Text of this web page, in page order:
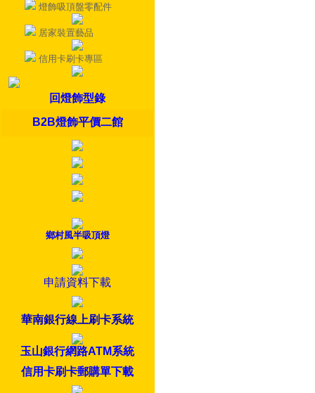
燈飾吸頂盤零配件
居家裝置藝品
信用卡刷卡專區
回燈飾型錄
B2B燈飾平價二館
鄉村風半吸頂燈
申請資料下載
華南銀行線上刷卡系統
玉山銀行網路ATM系統
信用卡刷卡郵購單下載